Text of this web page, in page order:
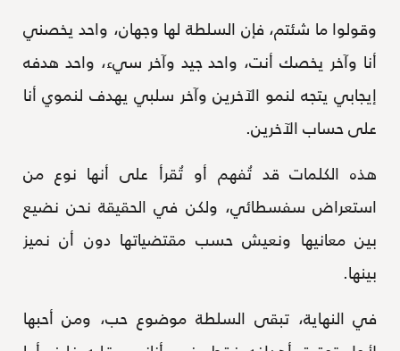
وقولوا ما شئتم، فإن السلطة لها وجهان، واحد يخصني
أنا وآخر يخصك أنت، واحد جيد وآخر سيء، واحد هدفه
إيجابي يتجه لنمو الآخرين وآخر سلبي يهدف لنموي أنا
على حساب الآخرين.
هذه الكلمات قد تُفهم أو تُقرأ على أنها نوع من
استعراض سفسطائي، ولكن في الحقيقة نحن نضيع
بين معانيها ونعيش حسب مقتضياتها دون أن نميز
بينها.
في النهاية، تبقى السلطة موضوع حب، ومن أحبها